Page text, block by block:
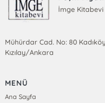
İmge Kitabevi
Mühürdar Cad. No: 80
Kızılay/Ankara
MENÜ
Ana Sayfa